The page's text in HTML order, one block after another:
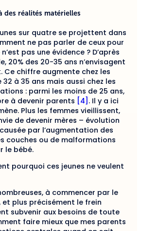
des réalités matérielles
sur quatre se projettent dans
ne pas parler de ceux pour
pas une évidence ? D’après
20% des 20-35 ans n’envisagent
Ce chiffre augmente chez les
à 35 ans mais aussi chez les
: parmi les moins de 25 ans,
à devenir parents [4] . Il y a ici
Plus les femmes vieillissent,
de devenir mères – évolution
par l’augmentation des
couches ou de malformations
le bébé.
pourquoi ces jeunes ne veulent
à commencer par le
plus précisément le frein
subvenir aux besoins de toute
faire mieux que mes parents